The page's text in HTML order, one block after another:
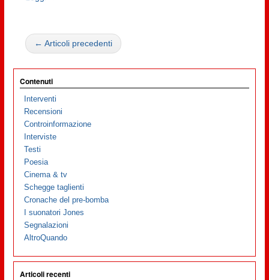
← Articoli precedenti
Contenuti
Interventi
Recensioni
Controinformazione
Interviste
Testi
Poesia
Cinema & tv
Schegge taglienti
Cronache del pre-bomba
I suonatori Jones
Segnalazioni
AltroQuando
Articoli recenti